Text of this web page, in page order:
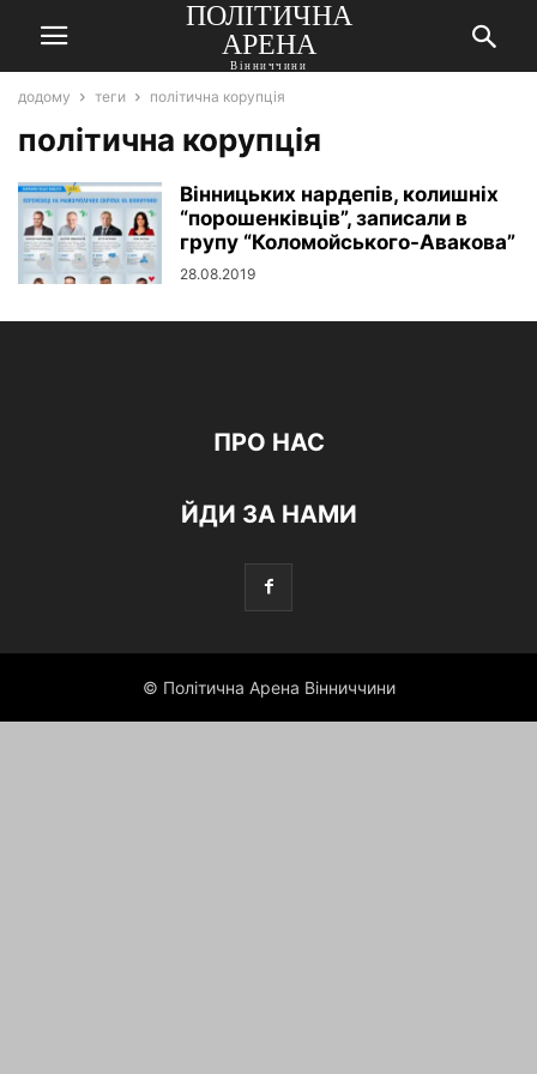
ПОЛІТИЧНА
АРЕНА
Вінниччини
додому теги політична корупція
політична корупція
Вінницьких нардепів, колишніх
“порошенківців”, записали в
групу “Коломойського-Авакова”
28.08.2019
ПРО НАС
ЙДИ ЗА НАМИ
© Політична Арена Вінниччини